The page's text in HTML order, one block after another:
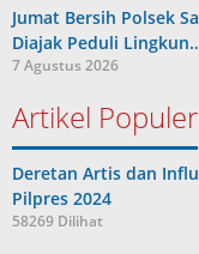
Jumat Bersih Polsek
Diajak Peduli
7 Agustus 2026
Artikel Populer
Deretan Artis dan
Pilpres 2024
58269 Dilihat